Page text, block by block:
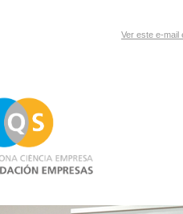
Ver este e-mail